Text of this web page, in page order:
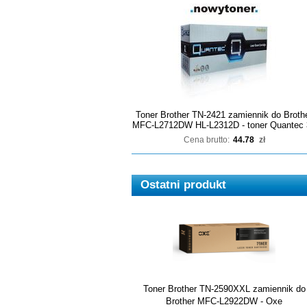
Toner Brother TN-2421 zamiennik do
MFC-L2712DW HL-L2312D - toner Quantec
Cena brutto: 44.78 zł
Ostatni produkt
Toner Brother TN-2590XXL zamiennik do
Brother MFC-L2922DW - Oxe